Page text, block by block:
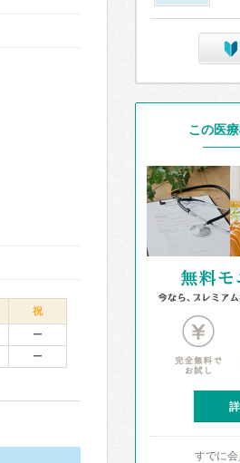
祝
ー
ー
この医
すでに